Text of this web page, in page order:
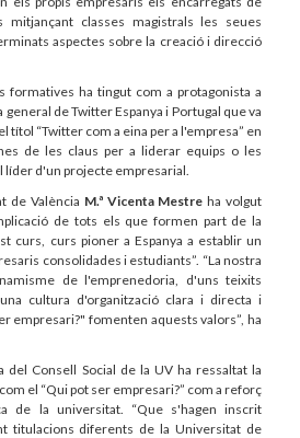
mitjançant classes magistrals les seues
aspectes sobre la creació i direcció
formatives ha tingut com a protagonista a
general de Twitter Espanya i Portugal que va
títol “Twitter com a eina per a l'empresa” en
de les claus per a liderar equips o les
líder d'un projecte empresarial.
de València M.ª Vicenta Mestre ha volgut
de tots els que formen part de la
curs, curs pioner a Espanya a establir un
consolidades i estudiants”. “La nostra
de l'emprenedoria, d'uns teixits
cultura d'organització clara i directa i
empresari?" fomenten aquests valors”, ha
del Consell Social de la UV ha ressaltat la
el “Qui pot ser empresari?” com a reforç
de la universitat. “Que s'hagen inscrit
titulacions diferents de la Universitat de